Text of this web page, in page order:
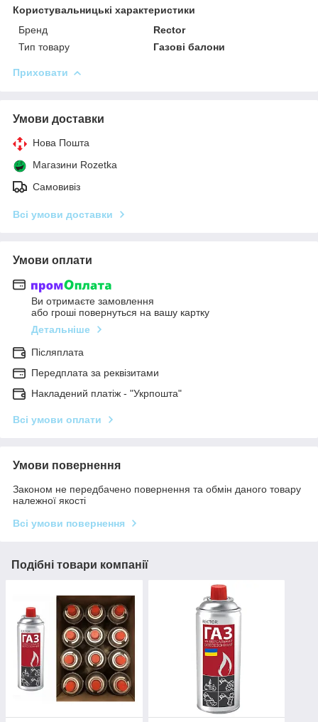
Користувальницькі характеристики
Бренд
Rector
Тип товару
Газові балони
Приховати
Умови доставки
Нова Пошта
Магазини Rozetka
Самовивіз
Всі умови доставки
Умови оплати
Ви отримаєте замовлення
або гроші повернуться на вашу картку
Детальніше
Післяплата
Передплата за реквізитами
Накладений платіж - "Укрпошта"
Всі умови оплати
Умови повернення
Законом не передбачено повернення та обмін даного товару
належної якості
Всі умови повернення
Подібні товари компанії